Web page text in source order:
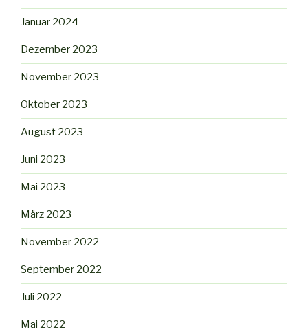
Januar 2024
Dezember 2023
November 2023
Oktober 2023
August 2023
Juni 2023
Mai 2023
März 2023
November 2022
September 2022
Juli 2022
Mai 2022